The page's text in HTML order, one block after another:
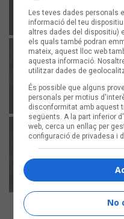
Les teves dades personals
informació del teu
altres dades del dispositiu)
els quals també podran
mateix, aquest lloc web
aquesta informació.
utilitzar dades de
És possible que alguns
personals per motius
disconformitat amb aquest
següents. A la part inferior
web, cerca un enllaç per
configuració de privadesa i
No